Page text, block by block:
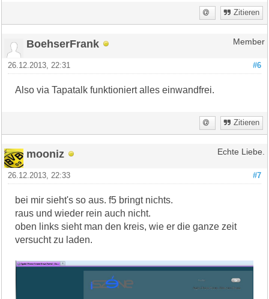
Zitieren
BoehserFrank Member
#6
26.12.2013, 22:31
Also via Tapatalk funktioniert alles einwandfrei.
Zitieren
mooniz Echte Liebe.
#7
26.12.2013, 22:33
bei mir sieht's so aus. f5 bringt nichts.
raus und wieder rein auch nicht.
oben links sieht man den kreis, wie er die ganze zeit
versucht zu laden.